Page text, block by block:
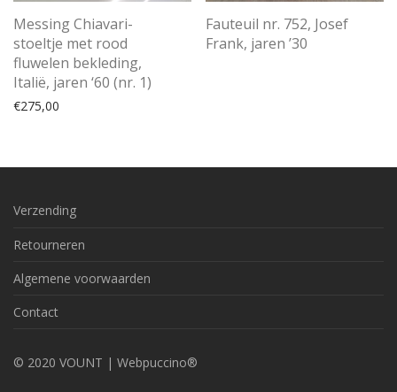
Messing Chiavari-
stoeltje met rood
fluwelen bekleding,
Italië, jaren ‘60 (nr. 1)
€275,00
Fauteuil nr. 752, Josef
Frank, jaren ’30
Verzending
Retourneren
Algemene voorwaarden
Contact
© 2020 VOUNT | Webpuccino®